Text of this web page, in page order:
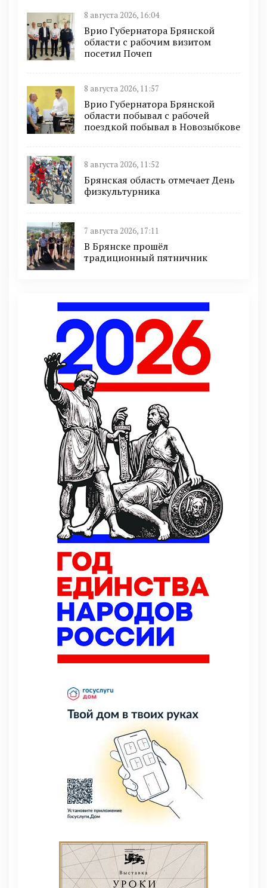
8 августа 2026, 16:04
Врио Губернатора Брянской
области с рабочим визитом
посетил Почеп
8 августа 2026, 11:57
Врио Губернатора Брянской
области побывал с рабочей
поездкой побывал в Новозыбкове
8 августа 2026, 11:52
Брянская область отмечает День
физкультурника
7 августа 2026, 17:11
В Брянске прошёл
традиционный пятничник